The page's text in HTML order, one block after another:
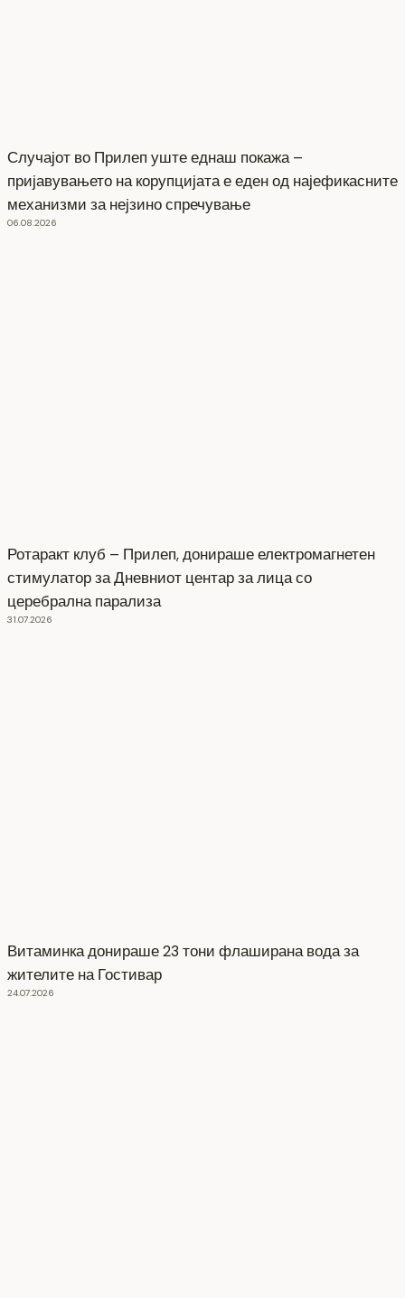
Случајот во Прилеп уште еднаш покажа –
пријавувањето на корупцијата е еден од најефикасните
механизми за нејзино спречување
06.08.2026
Ротаракт клуб – Прилеп, донираше електромагнетен
стимулатор за Дневниот центар за лица со
церебрална парализа
31.07.2026
Витаминка донираше 23 тони флаширана вода за
жителите на Гостивар
24.07.2026